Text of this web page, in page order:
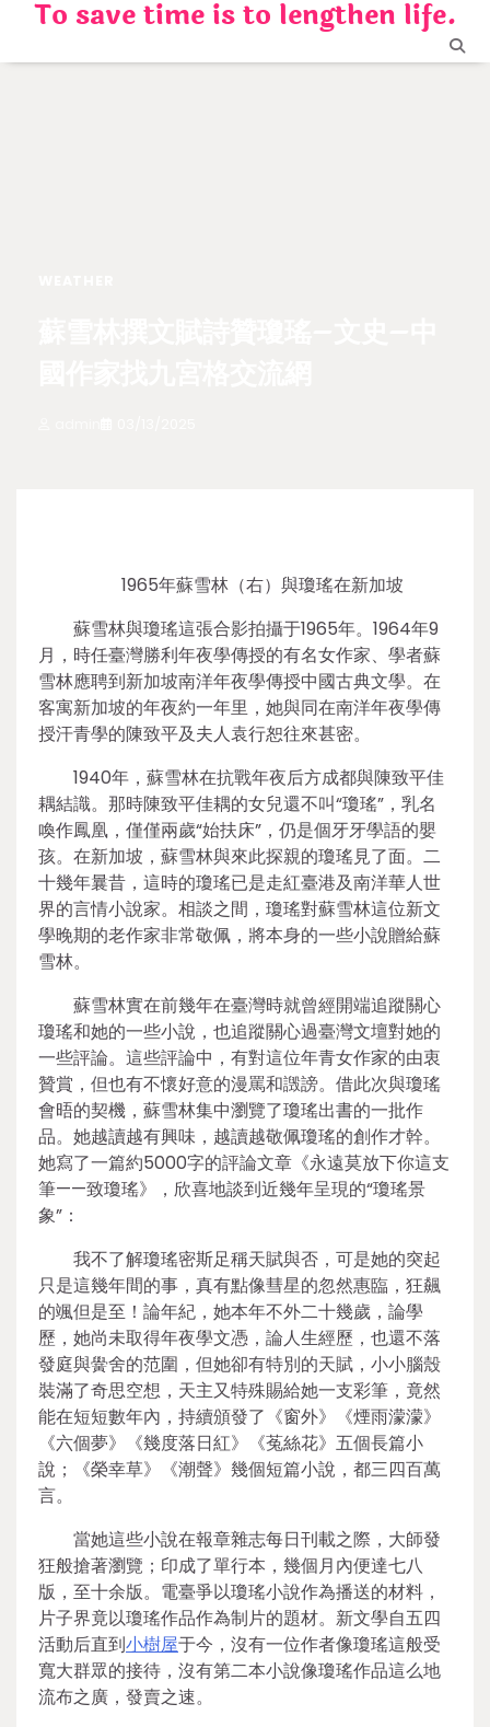
content
To save time is to lengthen life.
1965年蘇雪林（右）與瓊瑤在新加坡
蘇雪林與瓊瑤這張合影拍攝于1965年。1964年9
月，時任臺灣勝利年夜學傳授的有名女作家、學者蘇
雪林應聘到新加坡南洋年夜學傳授中國古典文學。在
客寓新加坡的年夜約一年里，她與同在南洋年夜學傳
授汗青學的陳致平及夫人袁行恕往來甚密。
1940年，蘇雪林在抗戰年夜后方成都與陳致平佳
耦結識。那時陳致平佳耦的女兒還不叫“瓊瑤”，乳名
喚作鳳凰，僅僅兩歲“始扶床”，仍是個牙牙學語的嬰
孩。在新加坡，蘇雪林與來此探親的瓊瑤見了面。二
十幾年曩昔，這時的瓊瑤已是走紅臺港及南洋華人世
界的言情小說家。相談之間，瓊瑤對蘇雪林這位新文
學晚期的老作家非常敬佩，將本身的一些小說贈給蘇
雪林。
蘇雪林實在前幾年在臺灣時就曾經開端追蹤關心
瓊瑤和她的一些小說，也追蹤關心過臺灣文壇對她的
一些評論。這些評論中，有對這位年青女作家的由衷
贊賞，但也有不懷好意的漫罵和譭謗。借此次與瓊瑤
會晤的契機，蘇雪林集中瀏覽了瓊瑤出書的一批作
品。她越讀越有興味，越讀越敬佩瓊瑤的創作才幹。
她寫了一篇約5000字的評論文章《永遠莫放下你這支
筆——致瓊瑤》，欣喜地談到近幾年呈現的“瓊瑤景
象”：
我不了解瓊瑤密斯足稱天賦與否，可是她的突起
只是這幾年間的事，真有點像彗星的忽然惠臨，狂飆
的颯但是至！論年紀，她本年不外二十幾歲，論學
歷，她尚未取得年夜學文憑，論人生經歷，也還不落
發庭與黌舍的范圍，但她卻有特別的天賦，小小腦殼
裝滿了奇思空想，天主又特殊賜給她一支彩筆，竟然
能在短短數年內，持續頒發了《窗外》《煙雨濛濛》
《六個夢》《幾度落日紅》《菟絲花》五個長篇小
說；《榮幸草》《潮聲》幾個短篇小說，都三四百萬
言。
當她這些小說在報章雜志每日刊載之際，大師發
狂般搶著瀏覽；印成了單行本，幾個月內便達七八
版，至十余版。電臺爭以瓊瑤小說作為播送的材料，
片子界竟以瓊瑤作品作為制片的題材。新文學自五四
活動后直到小樹屋于今，沒有一位作者像瓊瑤這般受
寬大群眾的接待，沒有第二本小說像瓊瑤作品這么地
流布之廣，發賣之速。